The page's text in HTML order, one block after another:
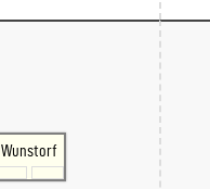
Wunstorf